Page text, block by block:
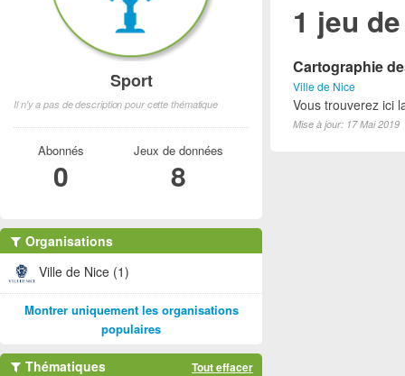
1 jeu
Cartographie
Ville de Nice
Vous trouverez ici
Mise à jour: 17 Mai 2019
Sport
Il n'y a pas de description pour cette thématique
Abonnés
0
Jeux de données
8
Organisations
Ville de Nice (1)
Montrer uniquement les organisations
populaires
Thématiques Tout effacer